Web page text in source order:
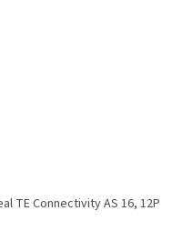
TE Connectivity AS 16, 12P